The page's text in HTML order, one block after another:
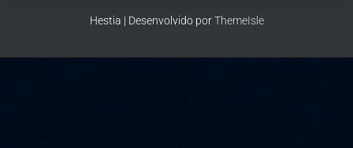
Hestia | Desenvolvido porThemeIsle